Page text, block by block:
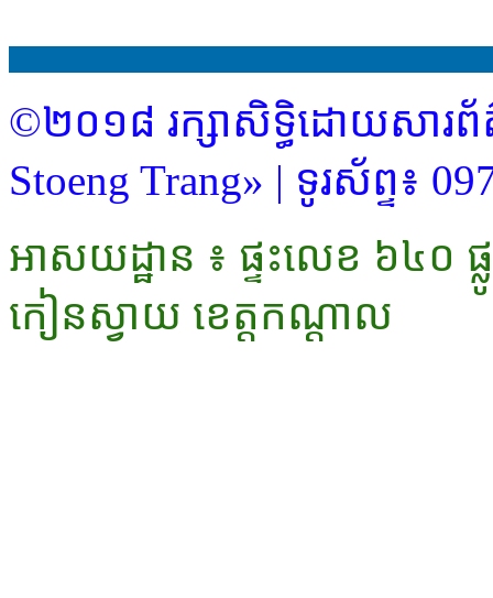
©២០១៨ រក្សាសិទ្ធិដោយសារព័
Stoeng Trang» | ទូរស័ព្ទ៖
អាសយដ្ឋាន ៖ ផ្ទះលេខ ៦៤០
កៀនស្វាយ ខេត្តកណ្ដាល